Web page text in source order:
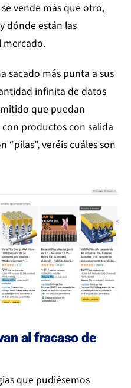
vende más que otro,
dónde están las
mercado.
sacado más punta a sus
infinita de datos
que puedan
productos con salida
“pilas”, veréis cuáles son
al fracaso de
que pudiésemos